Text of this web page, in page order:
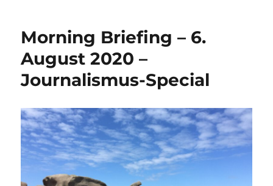
18.
August
–
Meinungsfreiheit
Upload-
Filter
//
Korrektur
Morning Briefing – 6.
August 2020 –
Journalismus-Special